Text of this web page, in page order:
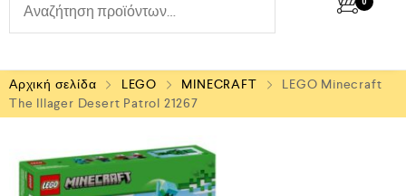
Αρχική σελίδα LEGO MINECRAFT
LEGO Minecraft
The Illager Desert Patrol 21267